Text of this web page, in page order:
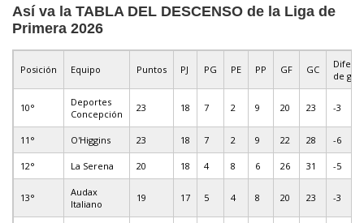
Así va la TABLA DEL DESCENSO de la Liga de
Primera 2026
Posición Equipo Puntos PJ PG PE PP GF GC
de
10°
Deportes
Concepción
23 18 7 2 9 20 23 -3
11° O'Higgins 23 18 7 2 9 22 28 -6
12° La Serena 20 18 4 8 6 26 31 -5
13°
Audax
Italiano
19 17 5 4 8 20 23 -3